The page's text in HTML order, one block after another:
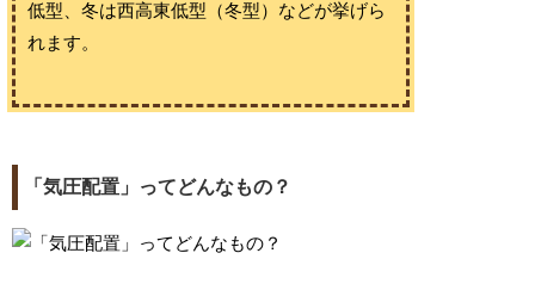
低型、冬は西高東低型（冬型）などが挙げら
れます。
「気圧配置」ってどんなもの？